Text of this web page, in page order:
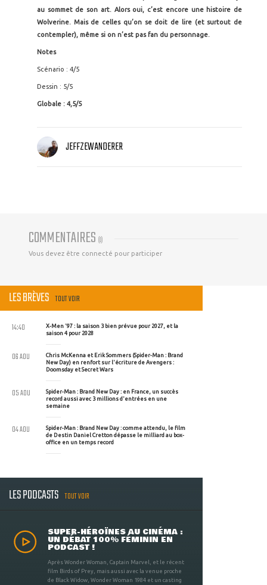
au sommet de son art. Alors oui, c’est encore une histoire de
Wolverine. Mais de celles qu’on se doit de lire (et surtout de
contempler), même si on n’est pas fan du personnage.
Notes
Scénario : 4/5
Dessin : 5/5
Globale : 4,5/5
JEFFZEWANDERER
COMMENTAIRES (0)
Vous devez être connecté pour participer
LES BRÈVES TOUT VOIR
X-Men '97 : la saison 3 bien prévue pour 2027, et la
saison 4 pour 2028
14:40
Chris McKenna et Erik Sommers (Spider-Man : Brand
New Day) en renfort sur l'écriture de Avengers :
Doomsday et Secret Wars
06 AOU
Spider-Man : Brand New Day : en France, un succès
record aussi avec 3 millions d'entrées en une
semaine
05 AOU
Spider-Man : Brand New Day : comme attendu, le film
de Destin Daniel Cretton dépasse le milliard au box-
office en un temps record
04 AOU
LES PODCASTS TOUT VOIR
SUPER-HÉROÏNES AU CINÉMA :
UN DÉBAT 100% FÉMININ EN
PODCAST !
Après Wonder Woman, Captain Marvel, et le récent
film Birds of Prey, mais aussi avec la venue proche
de Black Widow, Wonder Woman 1984 et un casting